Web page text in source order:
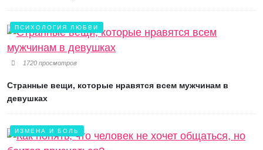
ПСИХОЛОГИЯ ЛЮБВИ
1720 просмотров
Странные вещи, которые нравятся всем мужчинам в
девушках
ИЗМЕНА И БОЛЬ